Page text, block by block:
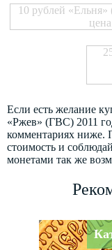
10 рублей
Если есть желание
«Ржев» (ГВС) 2011
комментариях ниже.
стоимость и
монетами так же